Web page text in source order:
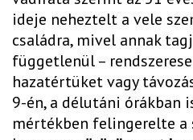
ideje neheztelt a vele
családra, mivel annak
függetlenül –
hazatértüket vagy
9-én, a délutáni órákban
mértékben felingerelte a